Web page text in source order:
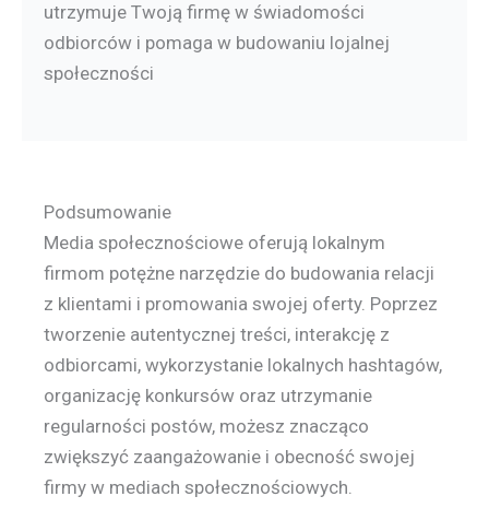
utrzymuje Twoją firmę w świadomości
odbiorców i pomaga w budowaniu lojalnej
społeczności
Podsumowanie
Media społecznościowe oferują lokalnym
firmom potężne narzędzie do budowania relacji
z klientami i promowania swojej oferty. Poprzez
tworzenie autentycznej treści, interakcję z
odbiorcami, wykorzystanie lokalnych hashtagów,
organizację konkursów oraz utrzymanie
regularności postów, możesz znacząco
zwiększyć zaangażowanie i obecność swojej
firmy w mediach społecznościowych.